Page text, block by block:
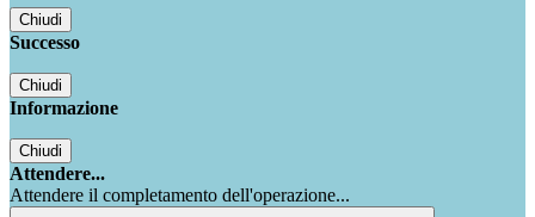
Chiudi
Successo
Chiudi
Informazione
Chiudi
Attendere...
Attendere il completamento dell'operazione...